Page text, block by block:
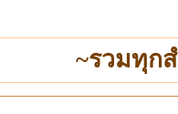
~รวมทุก